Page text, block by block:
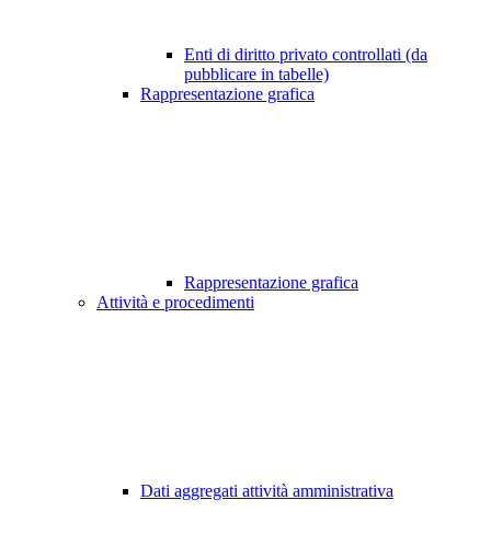
Enti di diritto privato controllati (da
pubblicare in tabelle)
Rappresentazione grafica
Rappresentazione grafica
Attività e procedimenti
Dati aggregati attività amministrativa